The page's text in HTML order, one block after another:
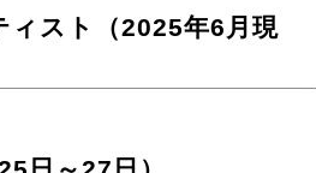
ィスト（2025年6月現